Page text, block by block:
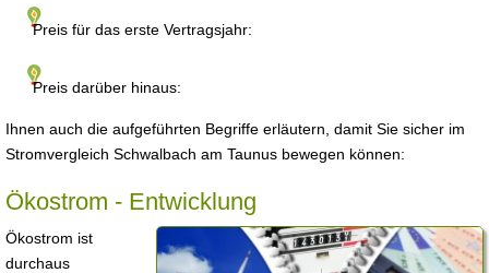
Preis für das erste Vertragsjahr:
Preis darüber hinaus:
Ihnen auch die aufgeführten Begriffe erläutern, damit Sie sicher im
Stromvergleich Schwalbach am Taunus bewegen können:
Ökostrom - Entwicklung
Ökostrom ist
durchaus